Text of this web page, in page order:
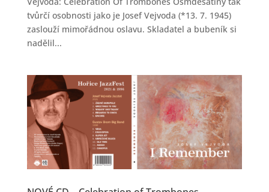
tvůrčí osobnosti jako je Josef Vejvoda (*13. 7. 1945)
zaslouží mimořádnou oslavu. Skladatel a bubeník si
nadělil...